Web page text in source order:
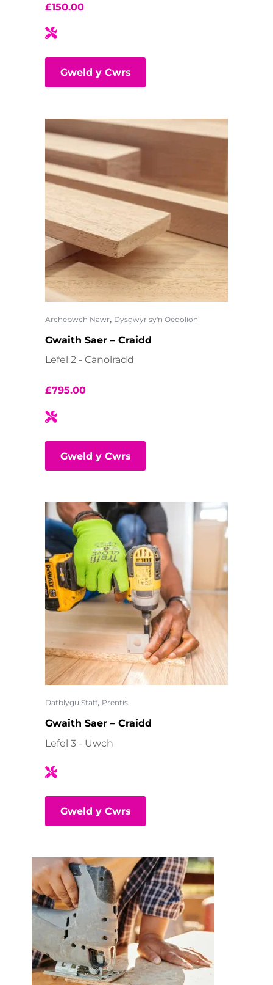
£150.00
Gweld y Cwrs
Archebwch Nawr, Dysgwyr sy'n Oedolion
Gwaith Saer – Craidd
Lefel 2 - Canolradd
£795.00
Gweld y Cwrs
Datblygu Staff, Prentis
Gwaith Saer – Craidd
Lefel 3 - Uwch
Gweld y Cwrs